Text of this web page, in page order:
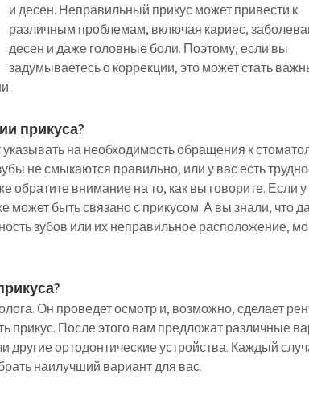
и десен. Неправильный прикус может привести к
различным проблемам, включая кариес,
десен и даже головные боли. Поэтому, если вы
задумываетесь о коррекции, это может стать
прикуса?
на необходимость обращения к
не смыкаются правильно, или у вас есть
обратите внимание на то, как вы говорите. Если
может быть связано с прикусом. А вы знали, что
зубов или их неправильное расположение,
Он проведет осмотр и, возможно, сделает
прикус. После этого вам предложат различные
другие ортодонтические устройства. Каждый
наилучший вариант для вас.